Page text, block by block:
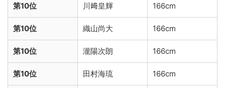
第10位 川﨑皇輝 166cm
第10位 織山尚大 166cm
第10位 瀧陽次朗 166cm
第10位 田村海琉 166cm